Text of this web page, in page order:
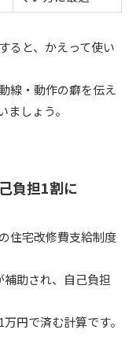
ると、かえって使い
線・動作の癖を伝え
しょう。
負担1割に
住宅改修費支給制度
助され、自己負担
円で済む計算です。